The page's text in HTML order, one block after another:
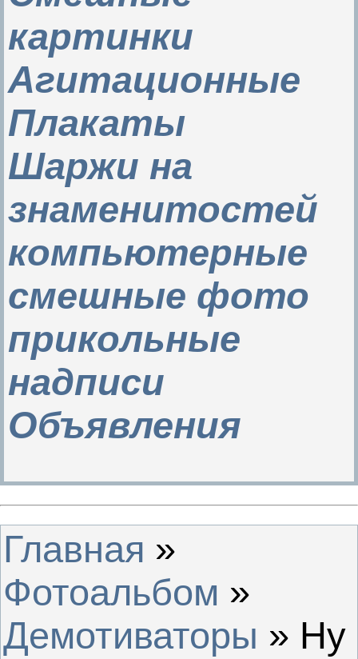
картинки
Агитационные
Плакаты
Шаржи на
знаменитостей
компьютерные
смешные фото
прикольные
надписи
Объявления
Главная »
Фотоальбом »
Демотиваторы » Ну